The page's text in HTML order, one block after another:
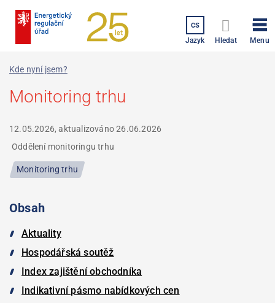
CS
Jazyk Hledat Menu
Kde nyní jsem?
Monitoring trhu
12.05.2026, aktualizováno26.06.2026
Oddělení monitoringu trhu
Monitoring trhu
Obsah
Aktuality
Hospodářská soutěž
Index zajištění obchodníka
Indikativní pásmo nabídkových cen